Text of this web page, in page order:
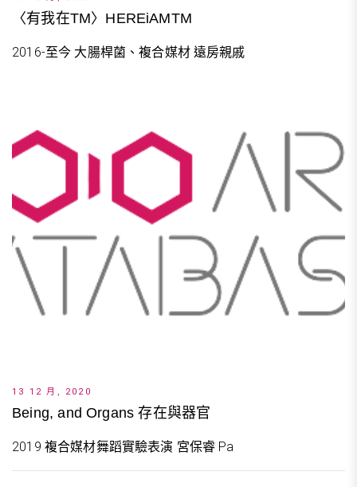
〈有我在TM〉HEREiAMTM
2016-至今 大腸桿菌、複合媒材 遠房親戚
13 12 月, 2020
Being, and Organs 存在與器官
2019 複合媒材舞蹈實驗表演 宮保睿 Pa